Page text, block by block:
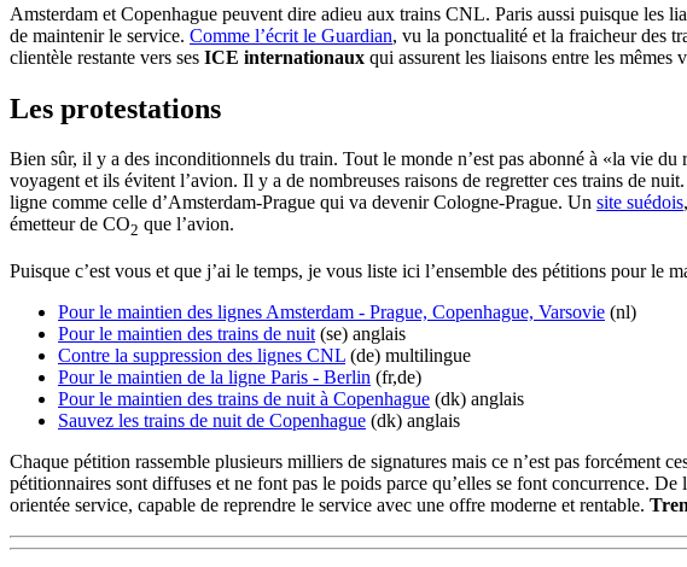
Amsterdam et Copenhague peuvent dire adieu aux trains CNL. Paris aussi puisque les
de maintenir le service. Comme l’écrit le Guardian, vu la ponctualité et la fraicheur des
clientèle restante vers ses ICE internationaux qui assurent les liaisons entre les mêmes
Les protestations
Bien sûr, il y a des inconditionnels du train. Tout le monde n’est pas abonné à «la vie
voyagent et ils évitent l’avion. Il y a de nombreuses raisons de regretter ces trains de
ligne comme celle d’Amsterdam-Prague qui va devenir Cologne-Prague. Un site suédois
émetteur de CO2 que l’avion.
Puisque c’est vous et que j’ai le temps, je vous liste ici l’ensemble des pétitions pour le
Pour le maintien des lignes Amsterdam - Prague, Copenhague, Varsovie (nl)
Pour le maintien des trains de nuit (se) anglais
Contre la suppression des lignes CNL (de) multilingue
Pour le maintien de la ligne Paris - Berlin (fr,de)
Pour le maintien des trains de nuit à Copenhague (dk) anglais
Sauvez les trains de nuit de Copenhague (dk) anglais
Chaque pétition rassemble plusieurs milliers de signatures mais ce n’est pas forcément
pétitionnaires sont diffuses et ne font pas le poids parce qu’elles se font concurrence.
orientée service, capable de reprendre le service avec une offre moderne et rentable.